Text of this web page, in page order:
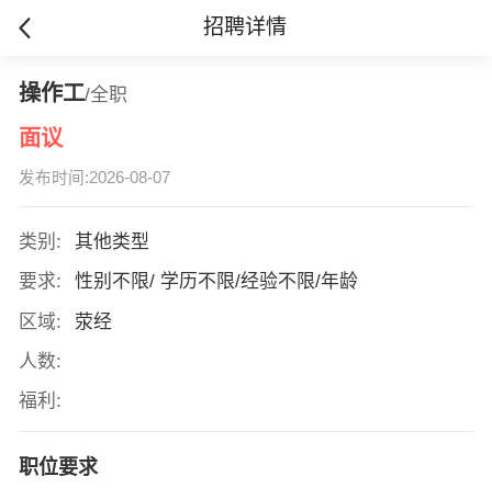
招聘详情
操作工/全职
面议
发布时间:2026-08-07
类别:
其他类型
要求:
性别不限/ 学历不限/经验不限/年龄
区域:
荥经
人数:
福利:
职位要求